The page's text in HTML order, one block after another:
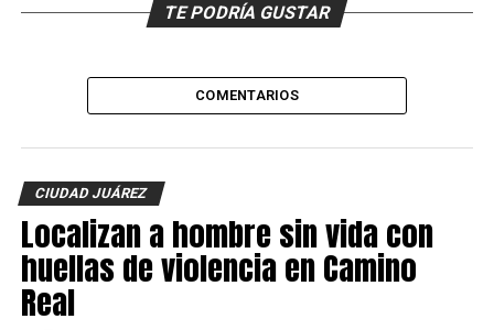
TE PODRÍA GUSTAR
COMENTARIOS
CIUDAD JUÁREZ
Localizan a hombre sin vida con
huellas de violencia en Camino
Real